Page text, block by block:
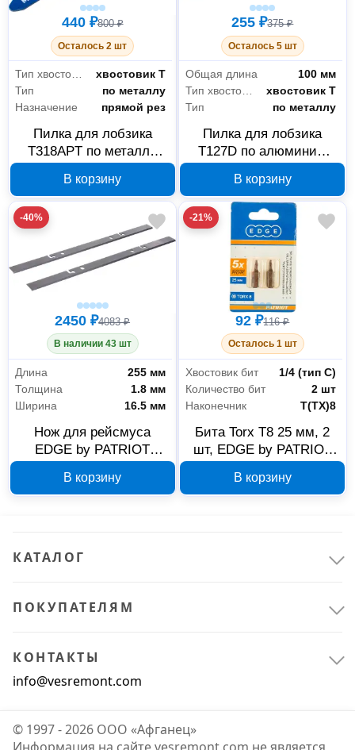
Для станков
440 ₽800 ₽
Осталось 2 шт
Тип хвостовика
хвостовик Т
Тип
по металлу
Назначение
прямой рез
Пилка для лобзика
T318APT по металлу
814010009
В корзину
255 ₽375 ₽
Осталось 5 шт
Общая длина
100 мм
Тип хвостовика
хвостовик Т
Тип
по металлу
Пилка для лобзика
T127D по алюминию
814010008
В корзину
-40%
2450 ₽4083 ₽
В наличии 43 шт
Длина
255 мм
Толщина
1.8 мм
Ширина
16.5 мм
Нож для рейсмуса
EDGE by PATRIOT
817010010
В корзину
-21%
92 ₽116 ₽
Осталось 1 шт
Хвостовик бит
1/4 (тип С)
Количество бит
2 шт
Наконечник
Т(ТХ)8
Бита Torx T8 25 мм, 2
шт, EDGE by PATRIOT
В корзину
КАТАЛОГ
ПОКУПАТЕЛЯМ
КОНТАКТЫ
info@vesremont.com
© 1997 - 2026 ООО «Афганец»
Информация на сайте vesremont.com не является